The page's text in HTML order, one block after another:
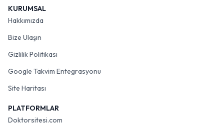
KURUMSAL
Hakkımızda
Bize Ulaşın
Gizlilik Politikası
Google Takvim Entegrasyonu
Site Haritası
PLATFORMLAR
Doktorsitesi.com